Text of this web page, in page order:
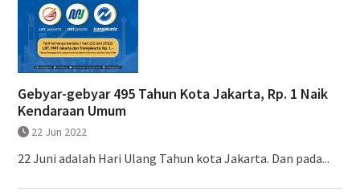
Gebyar-gebyar 495 Tahun Kota Jakarta, Rp. 1 Naik
Kendaraan Umum
22 Jun 2022
22 Juni adalah Hari Ulang Tahun kota Jakarta. Dan pada...